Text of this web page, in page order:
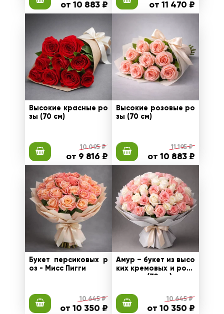
от 10 883 ₽ от 11 470 ₽
Высокие красные ро
зы (70 см)
10 095 ₽
от 9 816 ₽
Высокие розовые ро
зы (70 см)
11 195 ₽
от 10 883 ₽
Букет персиковых р
оз - Мисс Пигги
10 645 ₽
от 10 350 ₽
Амур – букет из высо
ких кремовых и розо
вых роз (70 см)
10 645 ₽
от 10 350 ₽